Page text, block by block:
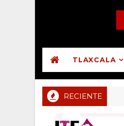
TLAXCALA
RECIENTE